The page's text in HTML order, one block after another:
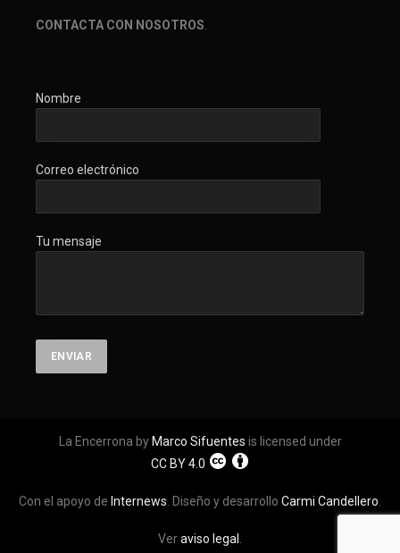
CONTACTA CON NOSOTROS
Nombre
Correo electrónico
Tu mensaje
La Encerrona by Marco Sifuentes is licensed under
CC BY 4.0
Con el apoyo de Internews . Diseño y desarrollo Carmi Candellero
Veraviso legal